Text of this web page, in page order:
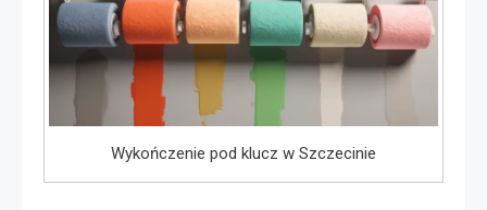
Wykończenie pod klucz w Szczecinie